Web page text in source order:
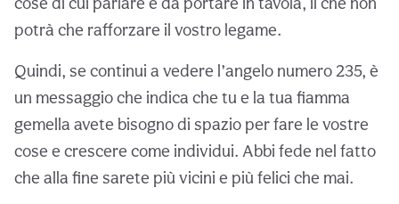
potrà che rafforzare il vostro legame.
Quindi, se continui a vedere l’angelo numero 235, è
un messaggio che indica che tu e la tua fiamma
gemella avete bisogno di spazio per fare le vostre
cose e crescere come individui. Abbi fede nel fatto
che alla fine sarete più vicini e più felici che mai.